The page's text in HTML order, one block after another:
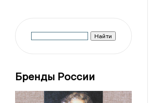
Бренды России